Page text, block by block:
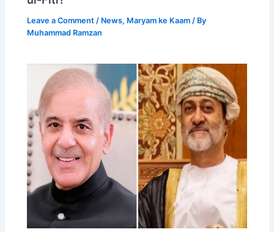
Leave a Comment / News, Maryam ke Kaam / By
Muhammad Ramzan